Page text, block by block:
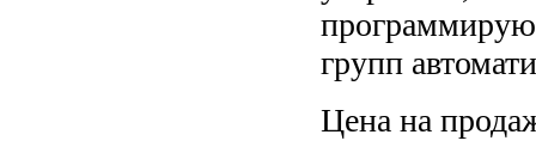
групп
Цена на